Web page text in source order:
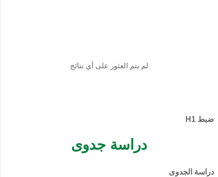
لم يتم العثور على أي نتائج
ضبط H1
دراسة جدوى
دراسة الجدوى